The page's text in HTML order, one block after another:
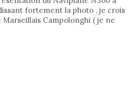
fortement la photo , je crois
Campolonghi ( je ne